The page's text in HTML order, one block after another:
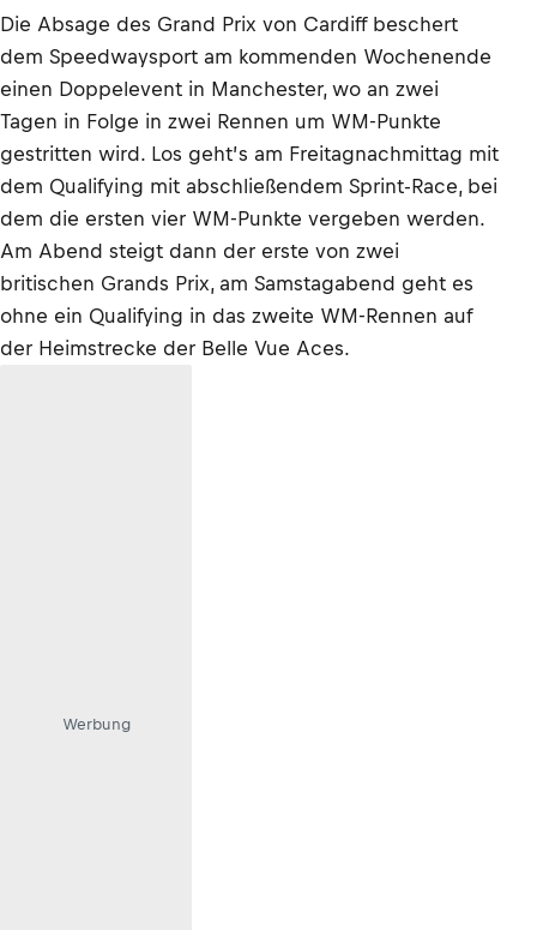
Die Absage des Grand Prix von Cardiff beschert
dem Speedwaysport am kommenden Wochenende
einen Doppelevent in Manchester, wo an zwei
Tagen in Folge in zwei Rennen um WM-Punkte
gestritten wird. Los geht’s am Freitagnachmittag mit
dem Qualifying mit abschließendem Sprint-Race, bei
dem die ersten vier WM-Punkte vergeben werden.
Am Abend steigt dann der erste von zwei
britischen Grands Prix, am Samstagabend geht es
ohne ein Qualifying in das zweite WM-Rennen auf
der Heimstrecke der Belle Vue Aces.
Werbung